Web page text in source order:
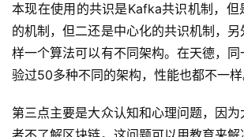
本现在使用的共识是Kafka共识机制，但
的机制，但二还是中心化的共识机制，
样一个算法可以有不同架构。在天德，
验过50多种不同的架构，性能也都不一样
第三点主要是大众认知和心理问题，因